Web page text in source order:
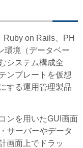
on Rails、PH
環境（データベー
システム構成全
ンプレートを仮想
する運用管理製品
ンを用いたGUI画面
サーバーやデータ
画面上でドラッ